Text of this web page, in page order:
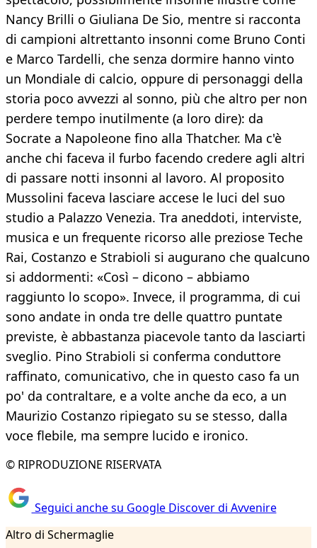
Nancy Brilli o Giuliana De Sio, mentre si racconta
di campioni altrettanto insonni come Bruno Conti
e Marco Tardelli, che senza dormire hanno vinto
un Mondiale di calcio, oppure di personaggi della
storia poco avvezzi al sonno, più che altro per non
perdere tempo inutilmente (a loro dire): da
Socrate a Napoleone fino alla Thatcher. Ma c'è
anche chi faceva il furbo facendo credere agli altri
di passare notti insonni al lavoro. Al proposito
Mussolini faceva lasciare accese le luci del suo
studio a Palazzo Venezia. Tra aneddoti, interviste,
musica e un frequente ricorso alle preziose Teche
Rai, Costanzo e Strabioli si augurano che qualcuno
si addormenti: «Così – dicono – abbiamo
raggiunto lo scopo». Invece, il programma, di cui
sono andate in onda tre delle quattro puntate
previste, è abbastanza piacevole tanto da lasciarti
sveglio. Pino Strabioli si conferma conduttore
raffinato, comunicativo, che in questo caso fa un
po' da contraltare, e a volte anche da eco, a un
Maurizio Costanzo ripiegato su se stesso, dalla
voce flebile, ma sempre lucido e ironico.
© RIPRODUZIONE RISERVATA
Seguici anche su Google Discover di Avvenire
Altro di Schermaglie